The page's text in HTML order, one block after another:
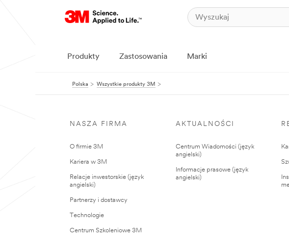
Produkty Zastosowania Marki
Polska Wszystkie produkty 3M
NASZA FIRMA
O firmie 3M
Kariera w 3M
Relacje inwestorskie (język
angielski)
Partnerzy i dostawcy
Technologie
Centrum Szkoleniowe 3M
AKTUALNOŚCI
Centrum Wiadomości (język
angielski)
Informacje prasowe (język
angielski)